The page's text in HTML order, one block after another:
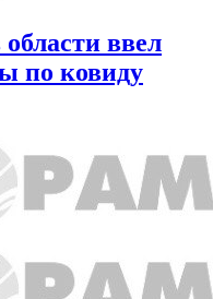
ввел
по ковиду